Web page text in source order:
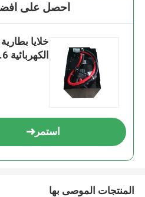
احصل على
خلايا
الكهربائية 25.6 فولت 200Ah OEM
استمر
المنتجات الموصى بها